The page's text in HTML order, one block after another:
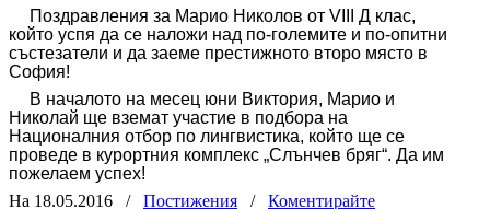
Поздравления за Марио Николов от VIII
Д клас,
който успя да се наложи над по-големите и по-опитни
състезатели и да заеме престижното второ място в
София!
В началото на месец юни Виктория, Марио и
Николай ще вземат участие в подбора на
Националния отбор по лингвистика, който ще се
проведе в курортния комплекс „Слънчев бряг“. Да им
пожелаем успех!
На 18.05.2016
/ Постижения / Коментирайте